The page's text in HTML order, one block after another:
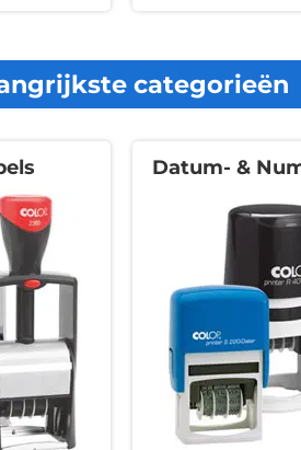
categorieën
Datum- &